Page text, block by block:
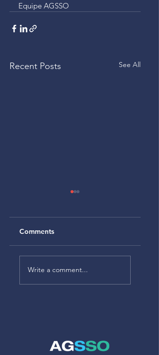
Equipe AGSSO
Recent Posts See All
Alteração no
Anexo V da NR-22
Comments
Write a comment...